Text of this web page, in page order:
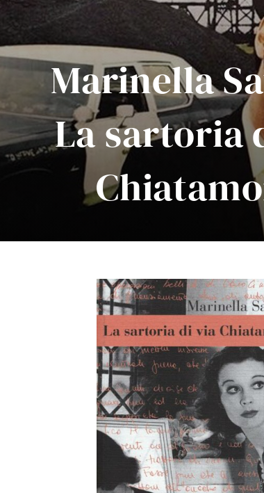
Marinella
La sartoria